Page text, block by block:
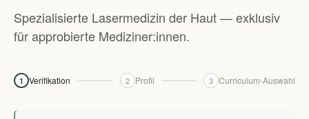
Spezialisierte Lasermedizin der Haut — exklusiv
für approbierte Mediziner:innen.
1 Verifikation 2 Profil 3 Curriculum-Auswahl